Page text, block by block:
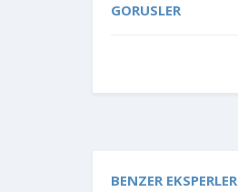
GORUSLER
BENZER EKSPERLER